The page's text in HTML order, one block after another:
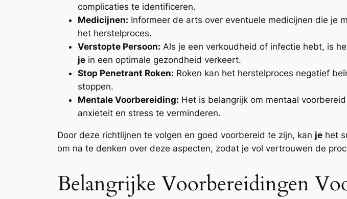
complicaties te identificeren.
Medicijnen: Informeer de arts over eventuele medicijnen die je
het herstelproces.
Verstopte Persoon: Als je een verkoudheid of infectie hebt, is
je in een optimale gezondheid verkeert.
Stop Penetrant Roken: Roken kan het herstelproces negatief
stoppen.
Mentale Voorbereiding: Het is belangrijk om mentaal
anxieteit en stress te verminderen.
Door deze richtlijnen te volgen en goed voorbereid te zijn, kan je het
om na te denken over deze aspecten, zodat je vol vertrouwen de
Belangrijke Voorbereidingen